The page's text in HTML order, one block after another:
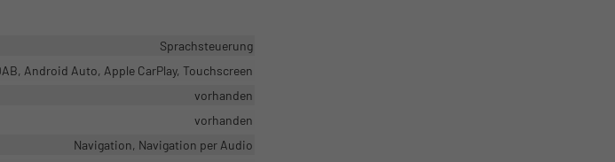
Sprachsteuerung
Android Auto, Apple CarPlay, Touchscreen
vorhanden
vorhanden
Navigation, Navigation per Audio